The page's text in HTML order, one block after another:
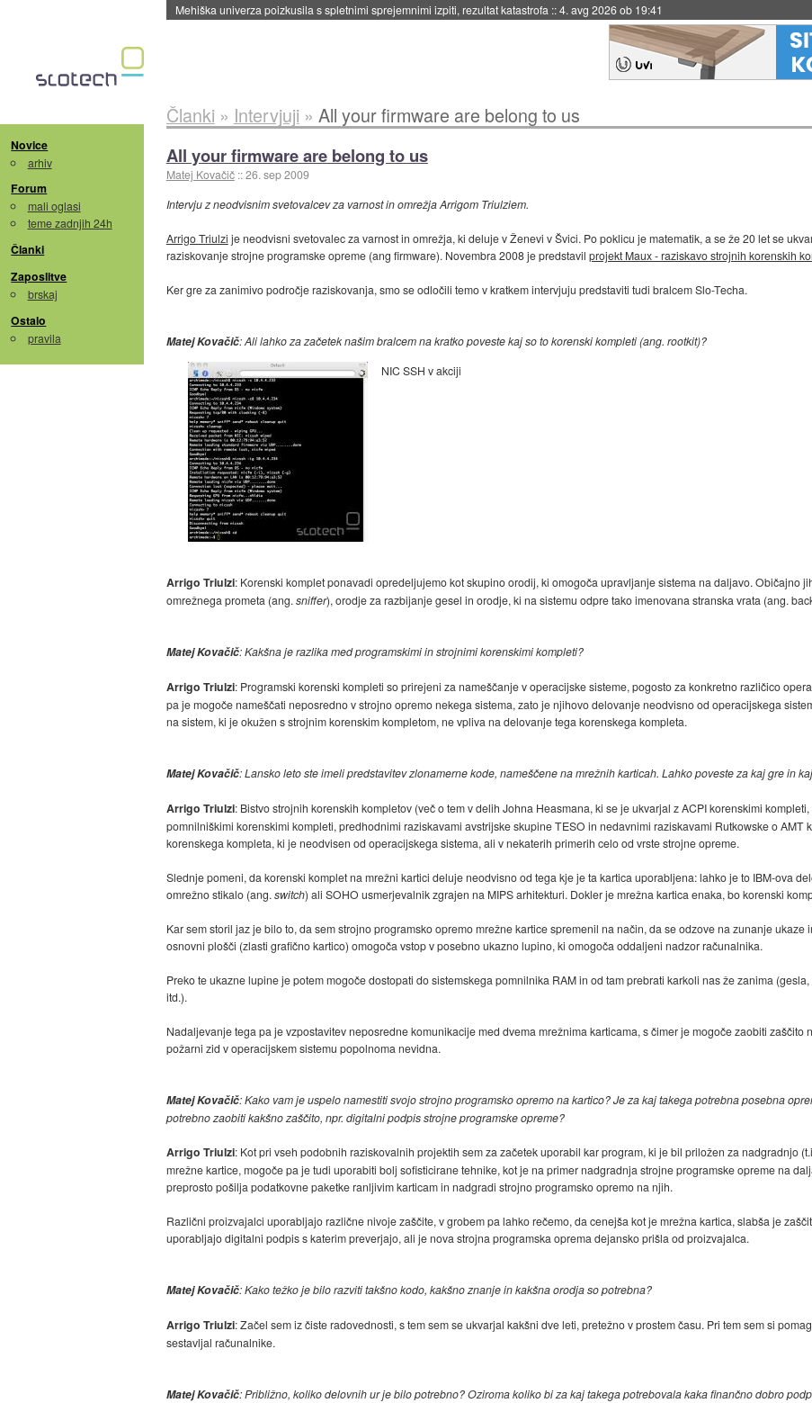
Evropska vesoljska agencija razvija svojo raketo za večkratno uporabo::4. avg 2026 ob 19:41
Novice
arhiv
Forum
mali oglasi
teme zadnjih 24h
Članki
Zaposlitve
brskaj
Ostalo
pravila
Članki » Intervjuji » All your firmware are belong to us
All your firmware are belong to us
Matej Kovačič ::26. sep 2009
Intervju z neodvisnim svetovalcev za varnost in omrežja Arrigom Triulziem.
Arrigo Triulzi je neodvisni svetovalec za varnost in omrežja, ki deluje v Ženevi v Švici. Po poklicu je matematik, a se že 20 let se
raziskovanje strojne programske opreme (ang firmware). Novembra 2008 je predstavil projekt Maux - raziskavo strojnih korenskih
Ker gre za zanimivo področje raziskovanja, smo se odločili temo v kratkem intervjuju predstaviti tudi bralcem Slo-Techa.
Matej Kovačič: Ali lahko za začetek našim bralcem na kratko poveste kaj so to korenski kompleti (ang. rootkit)?
NIC SSH v akciji
Arrigo Triulzi: Korenski komplet ponavadi opredeljujemo kot skupino orodij, ki omogoča upravljanje sistema na daljavo. Običajno
omrežnega prometa (ang. sniffer), orodje za razbijanje gesel in orodje, ki na sistemu odpre tako imenovana stranska vrata (ang.
Matej Kovačič: Kakšna je razlika med programskimi in strojnimi korenskimi kompleti?
Arrigo Triulzi: Programski korenski kompleti so prirejeni za nameščanje v operacijske sisteme, pogosto za konkretno različico
pa je mogoče nameščati neposredno v strojno opremo nekega sistema, zato je njihovo delovanje neodvisno od operacijskega
na sistem, ki je okužen s strojnim korenskim kompletom, ne vpliva na delovanje tega korenskega kompleta.
Matej Kovačič: Lansko leto ste imeli predstavitev zlonamerne kode, nameščene na mrežnih karticah. Lahko poveste za kaj gre in
Arrigo Triulzi: Bistvo strojnih korenskih kompletov (več o tem v delih Johna Heasmana, ki se je ukvarjal z ACPI korenskimi
pomnilniškimi korenskimi kompleti, predhodnimi raziskavami avstrijske skupine TESO in nedavnimi raziskavami Rutkowske o AMT
korenskega kompleta, ki je neodvisen od operacijskega sistema, ali v nekaterih primerih celo od vrste strojne opreme.
Slednje pomeni, da korenski komplet na mrežni kartici deluje neodvisno od tega kje je ta kartica uporabljena: lahko je to IBM-ova
omrežno stikalo (ang. switch) ali SOHO usmerjevalnik zgrajen na MIPS arhitekturi. Dokler je mrežna kartica enaka, bo korenski
Kar sem storil jaz je bilo to, da sem strojno programsko opremo mrežne kartice spremenil na način, da se odzove na zunanje ukaze
osnovni plošči (zlasti grafično kartico) omogoča vstop v posebno ukazno lupino, ki omogoča oddaljeni nadzor računalnika.
Preko te ukazne lupine je potem mogoče dostopati do sistemskega pomnilnika RAM in od tam prebrati karkoli nas že zanima
itd.).
Nadaljevanje tega pa je vzpostavitev neposredne komunikacije med dvema mrežnima karticama, s čimer je mogoče zaobiti zaščito
požarni zid v operacijskem sistemu popolnoma nevidna.
Matej Kovačič: Kako vam je uspelo namestiti svojo strojno programsko opremo na kartico? Je za kaj takega potrebna posebna
potrebno zaobiti kakšno zaščito, npr. digitalni podpis strojne programske opreme?
Arrigo Triulzi: Kot pri vseh podobnih raziskovalnih projektih sem za začetek uporabil kar program, ki je bil priložen za nadgradnjo
mrežne kartice, mogoče pa je tudi uporabiti bolj sofisticirane tehnike, kot je na primer nadgradnja strojne programske opreme na
preprosto pošilja podatkovne paketke ranljivim karticam in nadgradi strojno programsko opremo na njih.
Različni proizvajalci uporabljajo različne nivoje zaščite, v grobem pa lahko rečemo, da cenejša kot je mrežna kartica, slabša je
uporabljajo digitalni podpis s katerim preverjajo, ali je nova strojna programska oprema dejansko prišla od proizvajalca.
Matej Kovačič: Kako težko je bilo razviti takšno kodo, kakšno znanje in kakšna orodja so potrebna?
Arrigo Triulzi: Začel sem iz čiste radovednosti, s tem sem se ukvarjal kakšni dve leti, pretežno v prostem času. Pri tem sem si
sestavljal računalnike.
Matej Kovačič: Približno, koliko delovnih ur je bilo potrebno? Oziroma koliko bi za kaj takega potrebovala kaka finančno dobro